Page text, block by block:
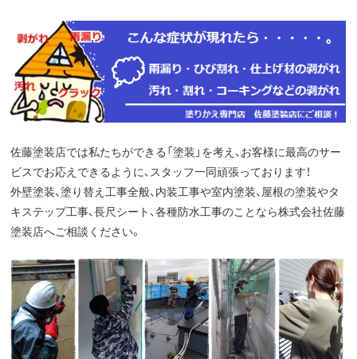
佐藤塗装店では私たちができる「塗装」を考え、お客様に最高のサー
ビスでお応えできるように、スタッフ一同頑張っております！
外壁塗装、塗り替え工事全般、内装工事や室内塗装、屋根の塗装やタ
キステップ工事、長尺シート、各種防水工事のことなら株式会社佐藤
塗装店へご相談ください。